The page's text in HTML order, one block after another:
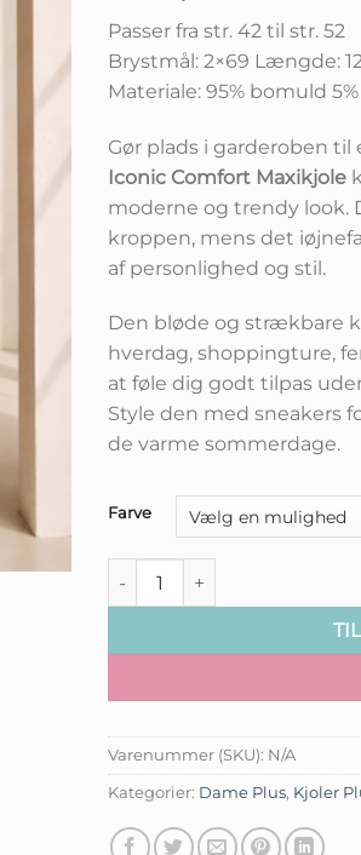
Passer fra str. 42 til str. 52
Brystmål: 2×69 Længde:
Materiale: 95% bomuld
Gør plads i garderoben til
Iconic Comfort Maxikjole
moderne og trendy look.
kroppen, mens det
af personlighed og stil.
Den bløde og strækbare
hverdag, shoppingture,
at føle dig godt tilpas
Style den med sneakers
de varme sommerdage.
Farve
Iconic Comfort Maxikjole -
Varenummer (SKU): N/A
Kategorier: Dame Plus, Kjoler